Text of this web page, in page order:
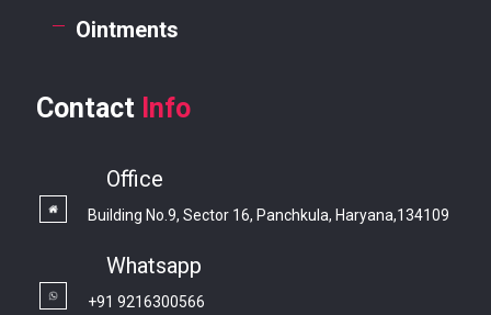
Ointments
Contact Info
Office
Building No.9, Sector 16, Panchkula, Haryana,134109
Whatsapp
+91 9216300566